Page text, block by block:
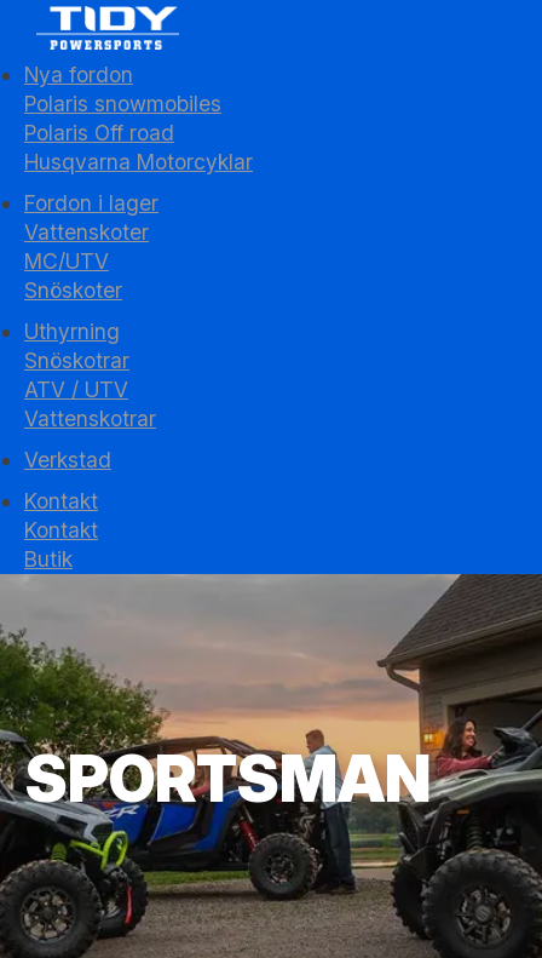
Nya fordon
Polaris snowmobiles
Polaris Off road
Husqvarna Motorcyklar
Fordon i lager
Vattenskoter
MC/UTV
Snöskoter
Uthyrning
Snöskotrar
ATV / UTV
Vattenskotrar
Verkstad
Kontakt
Kontakt
Butik
SPORTSMAN